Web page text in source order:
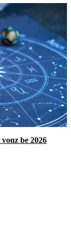
be 2026